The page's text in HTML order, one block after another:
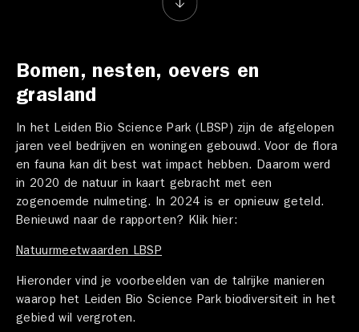
Bomen, nesten, oevers en
grasland
In het Leiden Bio Science Park (LBSP) zijn de afgelopen
jaren veel bedrijven en woningen gebouwd. Voor de flora
en fauna kan dit best wat impact hebben. Daarom werd
in 2020 de natuur in kaart gebracht met een
zogenoemde nulmeting. In 2024 is er opnieuw geteld.
Benieuwd naar de rapporten? Klik hier:
Natuurmeetwaarden LBSP
Hieronder vind je voorbeelden van de talrijke manieren
waarop het Leiden Bio Science Park biodiversiteit in het
gebied wil vergroten.